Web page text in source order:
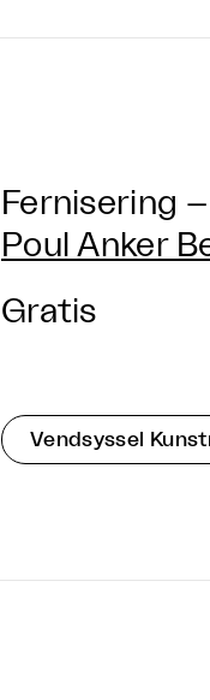
Fernisering
Poul Anker
Gratis
Vendsyssel